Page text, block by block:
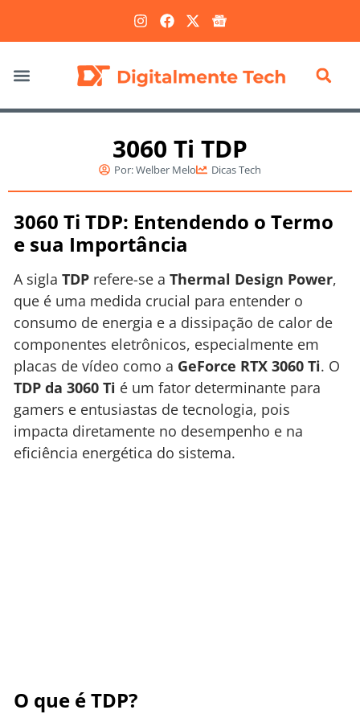
3060 Ti TDP
Por:Welber Melo Dicas Tech
3060 Ti TDP: Entendendo o Termo
e sua Importância
A sigla TDP refere-se a Thermal Design Power,
que é uma medida crucial para entender o
consumo de energia e a dissipação de calor de
componentes eletrônicos, especialmente em
placas de vídeo como a GeForce RTX 3060 Ti. O
TDP da 3060 Ti é um fator determinante para
gamers e entusiastas de tecnologia, pois
impacta diretamente no desempenho e na
eficiência energética do sistema.
O que é TDP?